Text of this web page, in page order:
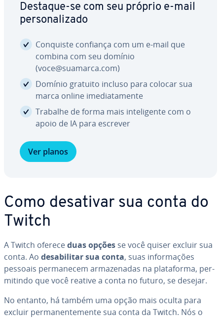
Destaque-se com seu próprio e-mail
per­so­na­li­zado
Conquiste confiança com um e-mail que
combina com seu domínio
(voce@suamarca.com)
Domínio gratuito incluso para colocar sua
marca online ime­di­a­ta­mente
Trabalhe de forma mais in­te­li­gente com o
apoio de IA para escrever
Ver planos
Como desativar sua conta do
Twitch
A Twitch ofereceduas opções se você quiser excluir sua
conta. Ao de­sa­bi­li­tar sua conta, suas in­for­ma­ções
pessoais per­ma­ne­cem ar­ma­ze­na­das na pla­ta­forma, per­
mi­tindo que você reative a conta no futuro, se desejar.
No entanto, há também uma opção mais oculta para
excluir per­ma­nen­te­mente sua conta da Twitch. Nós o